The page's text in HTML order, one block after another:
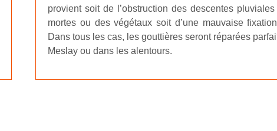
provient soit de l’obstruction des descentes
mortes ou des végétaux soit d’une mauvaise
Dans tous les cas, les gouttières seront réparées
Meslay ou dans les alentours.